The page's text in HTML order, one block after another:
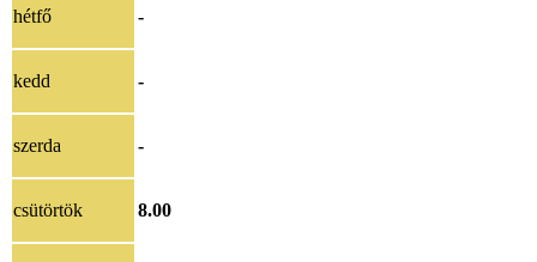
hétfő -
kedd -
szerda -
csütörtök 8.00